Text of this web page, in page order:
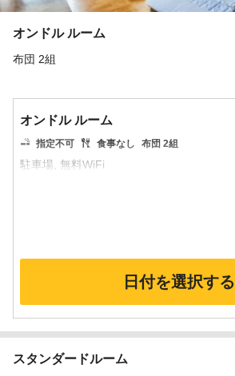
オンドル ルーム
布団 2組
オンドル ルーム
指定不可 食事なし 布団 2組
日付を選択する
スタンダードルーム